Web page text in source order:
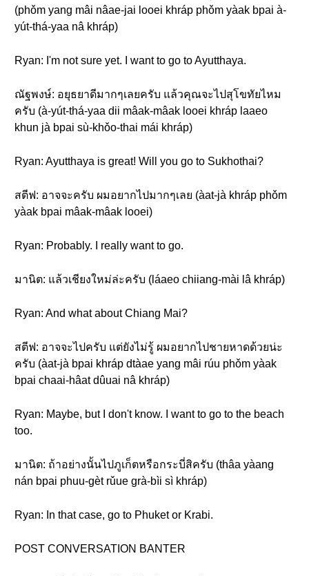
(phǒm yang mâi nâae-jai looei khráp phǒm yàak bpai à-
yút-thá-yaa nâ khráp)
Ryan: I'm not sure yet. I want to go to Ayutthaya.
ณัฐพงษ์: อยุธยาดีมากๆเลยครับ แล้วคุณจะไปสุโขทัยไหม
ครับ (à-yút-thá-yaa dii mâak-mâak looei khráp laaeo
khun jà bpai sù-khǒo-thai mái khráp)
Ryan: Ayutthaya is great! Will you go to Sukhothai?
สตีฟ: อาจจะครับ ผมอยากไปมากๆเลย (àat-jà khráp phǒm
yàak bpai mâak-mâak looei)
Ryan: Probably. I really want to go.
มานิต: แล้วเชียงใหม่ล่ะครับ (láaeo chiiang-mài lâ khráp)
Ryan: And what about Chiang Mai?
สตีฟ: อาจจะไปครับ แต่ยังไม่รู้ ผมอยากไปชายหาดด้วยน่ะ
ครับ (àat-jà bpai khráp dtàae yang mâi rúu phǒm yàak
bpai chaai-hâat dûuai nâ khráp)
Ryan: Maybe, but I don't know. I want to go to the beach
too.
มานิต: ถ้าอย่างนั้นไปภูเก็ตหรือกระบี่สิครับ (thâa yàang
nán bpai phuu-gèt rǔue grà-bìi sì khráp)
Ryan: In that case, go to Phuket or Krabi.
POST CONVERSATION BANTER